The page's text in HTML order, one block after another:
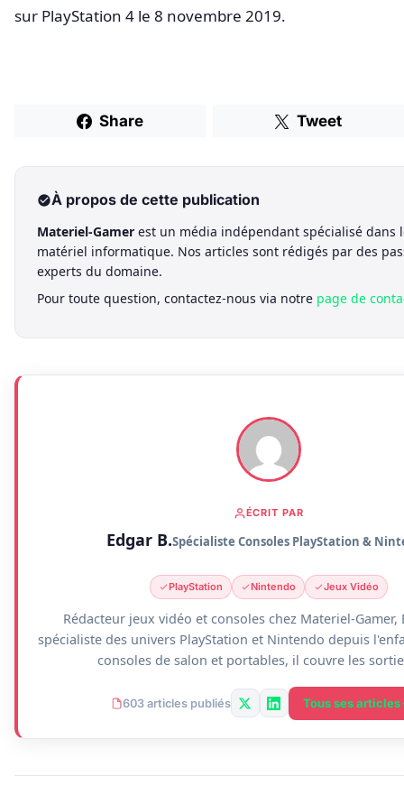
sur PlayStation 4 le 8 novembre 2019.
Share Tweet
À propos de cette publication
Materiel-Gamer est un média indépendant spécialisé dans
matériel informatique. Nos articles sont rédigés par des
experts du domaine.
Pour toute question, contactez-nous via notre page de
ÉCRIT PAR
Edgar B.Spécialiste Consoles PlayStation &
PlayStation Nintendo Jeux Vidéo
Rédacteur jeux vidéo et consoles chez Materiel-Gamer,
spécialiste des univers PlayStation et Nintendo depuis
consoles de salon et portables, il couvre les
603 articles publiés Tous ses articles